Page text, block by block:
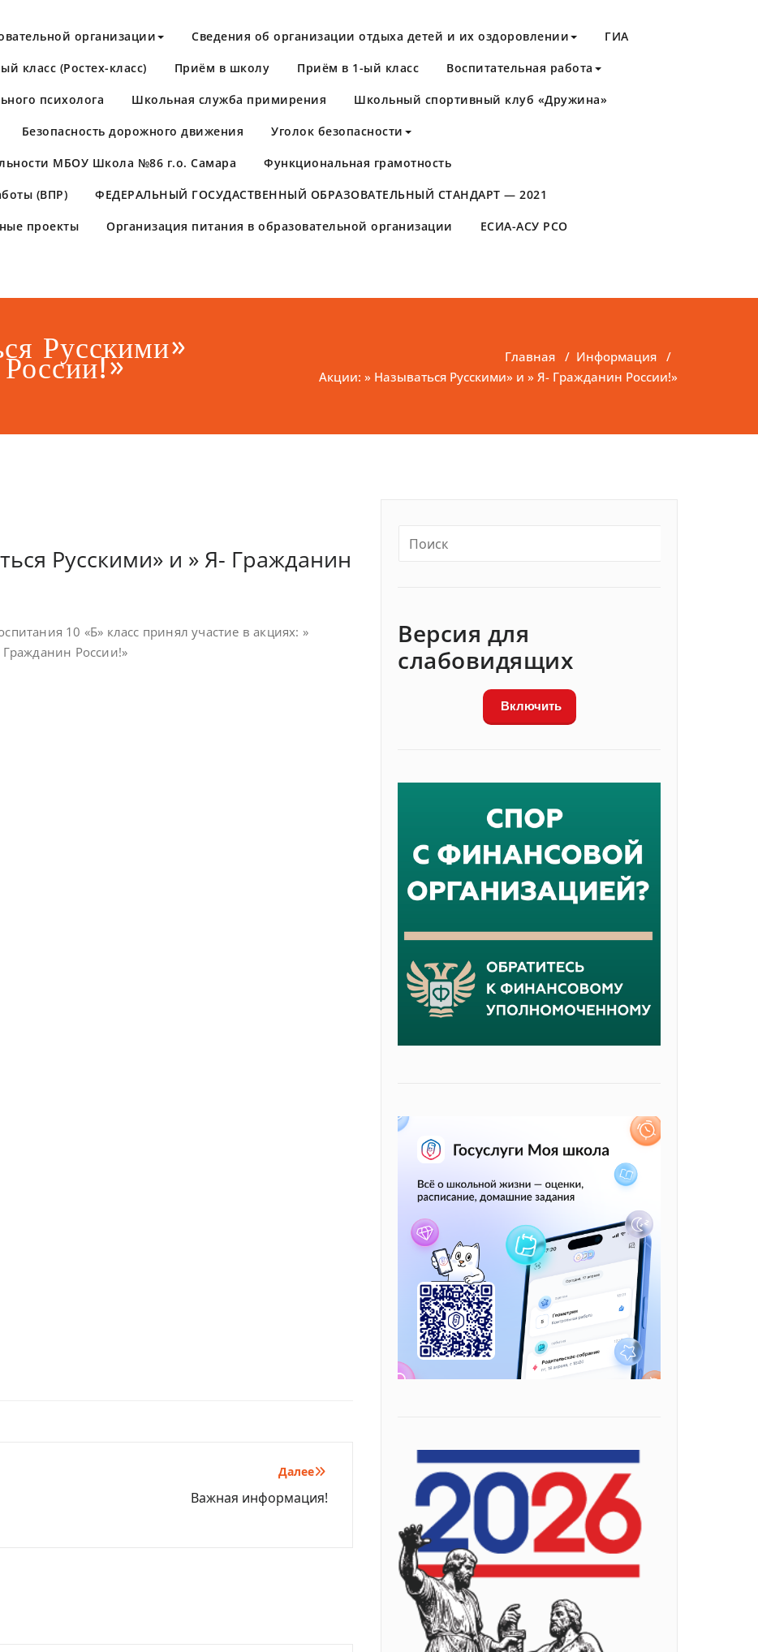
организации Сведения об организации отдыха детей и их оздоровлении ГИА
класс (Ростех-класс) Приём в школу Приём в 1-ый класс Воспитательная работа
психолога Школьная служба примирения Школьный спортивный клуб «Дружина»
Безопасность дорожного движения Уголок безопасности
МБОУ Школа №86 г.о. Самара Функциональная грамотность
(ВПР) ​ФЕДЕРАЛЬНЫЙ ГОСУДАСТВЕННЫЙ ОБРАЗОВАТЕЛЬНЫЙ СТАНДАРТ — 2021
проекты Организация питания в образовательной организации ЕСИА-АСУ РСО
Русскими» Главная / Информация /
Акции: » Называться Русскими» и » Я- Гражданин России!»
Русскими» и » Я- Гражданин
10 «Б» класс принял участие в акциях: »
Гражданин России!»
Далее
Важная информация!
Версия для
слабовидящих
Включить